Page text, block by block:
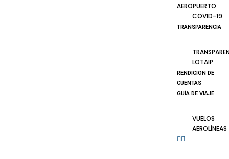
AEROPUERTO
COVID-19
TRANSPARENCIA
LOTAIP
RENDICION DE
CUENTAS
GUÍA DE VIAJE
VUELOS
AEROLÍNEAS